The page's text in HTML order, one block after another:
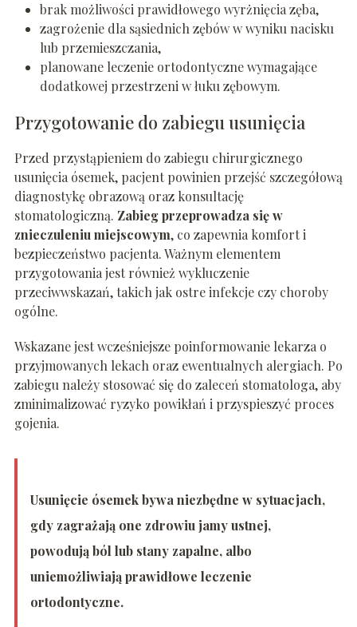
brak możliwości prawidłowego wyrżnięcia zęba,
zagrożenie dla sąsiednich zębów w wyniku nacisku
lub przemieszczania,
planowane leczenie ortodontyczne wymagające
dodatkowej przestrzeni w łuku zębowym.
Przygotowanie do zabiegu usunięcia
Przed przystąpieniem do zabiegu chirurgicznego
usunięcia ósemek, pacjent powinien przejść szczegółową
diagnostykę obrazową oraz konsultację
stomatologiczną. Zabieg przeprowadza się w
znieczuleniu miejscowym, co zapewnia komfort i
bezpieczeństwo pacjenta. Ważnym elementem
przygotowania jest również wykluczenie
przeciwwskazań, takich jak ostre infekcje czy choroby
ogólne.
Wskazane jest wcześniejsze poinformowanie lekarza o
przyjmowanych lekach oraz ewentualnych alergiach. Po
zabiegu należy stosować się do zaleceń stomatologa, aby
zminimalizować ryzyko powikłań i przyspieszyć proces
gojenia.
Usunięcie ósemek bywa niezbędne w sytuacjach,
gdy zagrażają one zdrowiu jamy ustnej,
powodują ból lub stany zapalne, albo
uniemożliwiają prawidłowe leczenie
ortodontyczne.